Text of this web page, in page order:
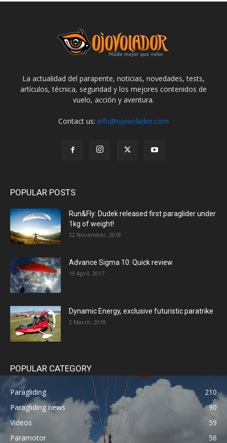
La actualidad del parapente, noticias, novedades, tests,
artículos, técnica, seguridad y los mejores contenidos de
vuelo, acción y aventura.
Contact us: info@ojovolador.com
POPULAR POSTS
Run&Fly: Dudek released first paraglider under
1kg of weight!
22 November, 2018
Advance Sigma 10: Quick review
19 April, 2017
Dynamic Energy, exclusive futuristic paratrike
2 March, 2018
POPULAR CATEGORY
Paragliding
210
Paragliding news
90
Videos
59
Paramotor
56